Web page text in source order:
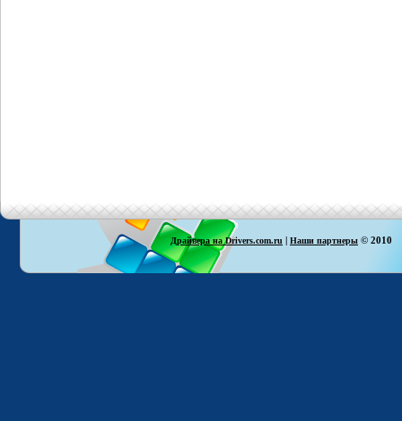
Драйвера на Drivers.com.ru | Наши партнеры © 2010